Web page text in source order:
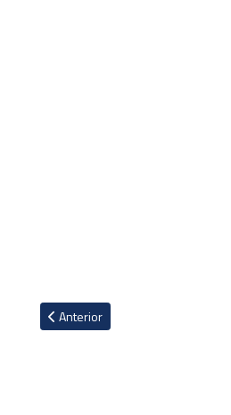
Artículo anterior: Mariano Torres
Anterior